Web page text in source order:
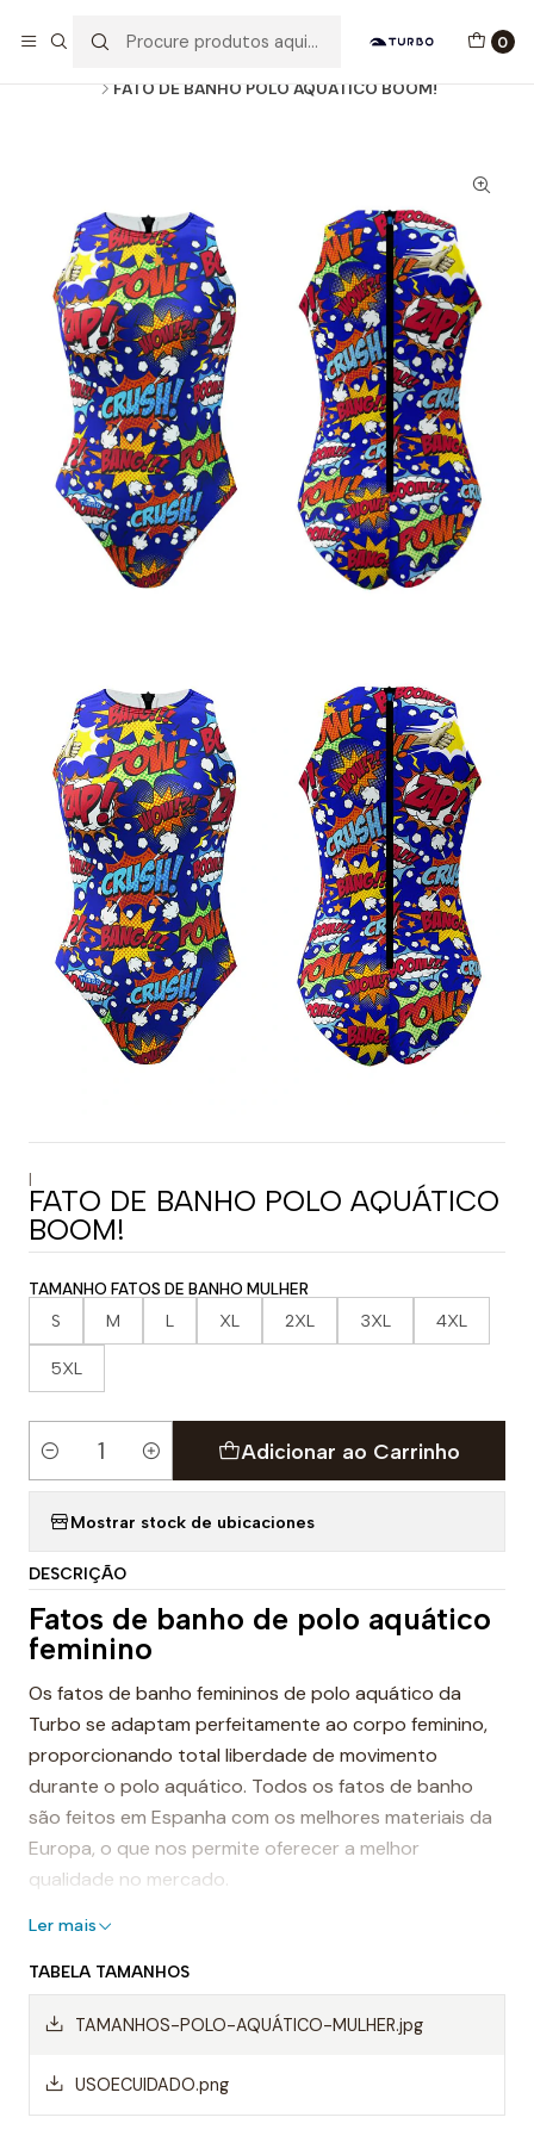
0
FATO DE BANHO POLO AQUÁTICO BOOM!
|
FATO DE BANHO POLO AQUÁTICO
BOOM!
TAMANHO FATOS DE BANHO MULHER
S M L XL 2XL 3XL 4XL
5XL
Quantidade
Adicionar ao Carrinho
Mostrar stock de ubicaciones
DESCRIÇÃO
Fatos de banho de polo aquático
feminino
Os fatos de banho femininos de polo aquático da
Turbo se adaptam perfeitamente ao corpo feminino,
proporcionando total liberdade de movimento
durante o polo aquático. Todos os fatos de banho
são feitos em Espanha com os melhores materiais da
Europa, o que nos permite oferecer a melhor
qualidade no mercado.
Considerado o melhor fato de banho de polo
aquático do mundo, este modelo é a escolha ideal
tanto para treinos quanto para competições do mais
alto nível. É o fato de banho de referência para as
Estados Unidos, Croácia, entre muitas outras.
Ler mais
TABELA TAMANHOS
TAMANHOS-POLO-AQUÁTICO-MULHER.jpg
USOECUIDADO.png